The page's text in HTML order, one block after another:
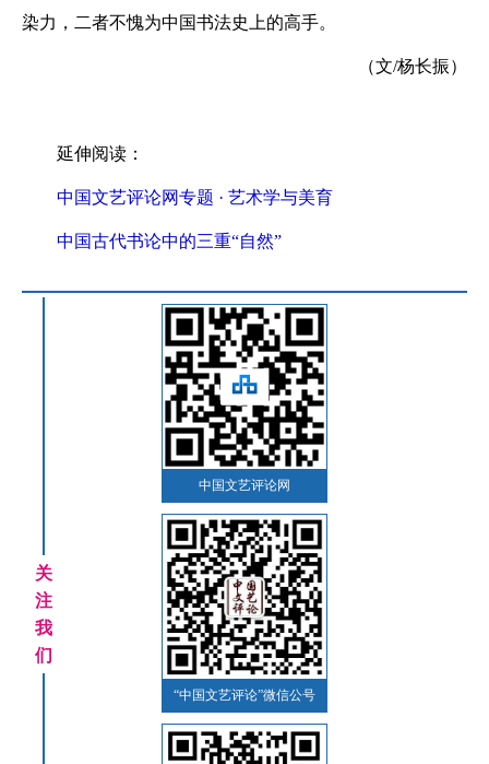
染力，二者不愧为中国书法史上的高手。
（文/杨长振）
延伸阅读：
中国文艺评论网专题 · 艺术学与美育
中国古代书论中的三重“自然”
关
注
我
们
中国文艺评论网
“中国文艺评论”微信公号